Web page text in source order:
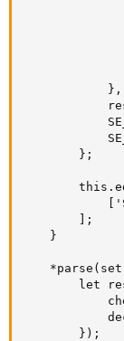
            },
        };
        ];
    }
let
        });